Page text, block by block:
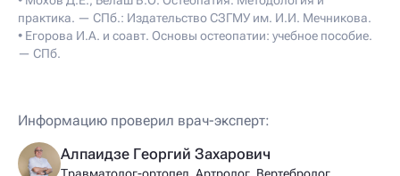
практика. — СПб.: Издательство СЗГМУ им. И.И. Мечникова.
• Егорова И.А. и соавт. Основы остеопатии: учебное пособие.
— СПб.
Информацию проверил врач-эксперт:
Алпаидзе Георгий Захарович